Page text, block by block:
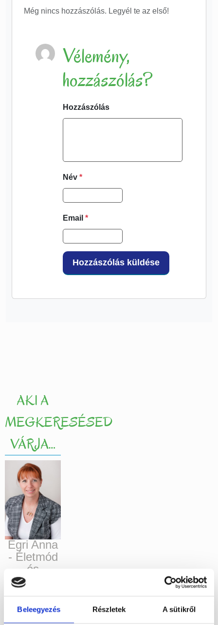
Beleegyezés Részletek A sütikről
Még nincs hozzászólás. Legyél te az első!
Vélemény,
hozzászólás?
Hozzászólás
Név *
Email *
AKI A
MEGKERESÉSED
VÁRJA…
Egri Anna
- Életmód
és
Táplálkozási
specialista
Írj levelet
, vagy